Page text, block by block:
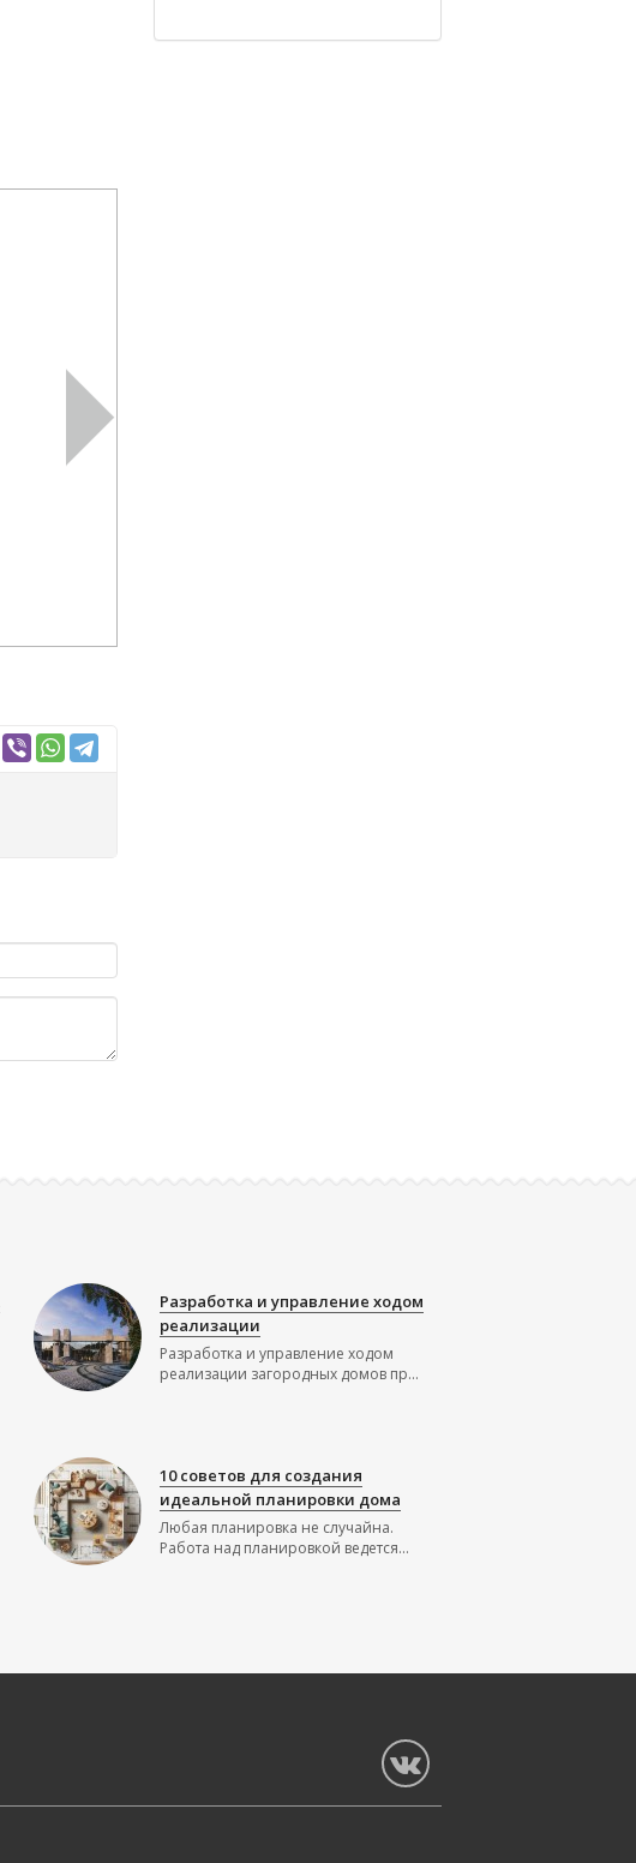
Разработка и управление ходом
реализации
Разработка и управление ходом
реализации загородных домов пр...
10 советов для создания
идеальной планировки дома
Любая планировка не случайна.
Работа над планировкой ведется...